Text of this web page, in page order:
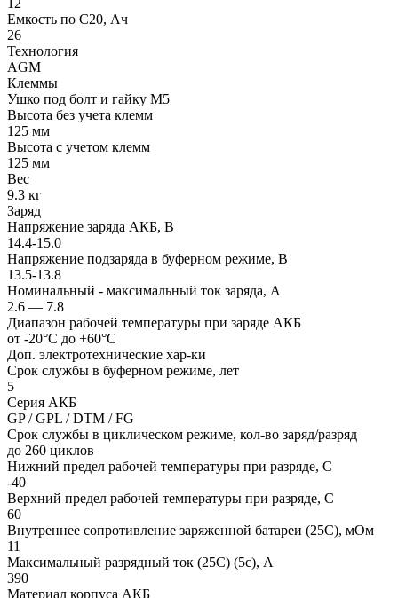
12
Емкость по С20, Ач
26
Технология
AGM
Клеммы
Ушко под болт и гайку М5
Высота без учета клемм
125 мм
Высота с учетом клемм
125 мм
Вес
9.3 кг
Заряд
Напряжение заряда АКБ, В
14.4-15.0
Напряжение подзаряда в буферном режиме, В
13.5-13.8
Номинальный - максимальный ток заряда, А
2.6 — 7.8
Диапазон рабочей температуры при заряде АКБ
от -20°С до +60°С
Доп. электротехнические хар-ки
Срок службы в буферном режиме, лет
5
Серия АКБ
GP / GPL / DTM / FG
Срок службы в циклическом режиме, кол-во заряд/разряд
до 260 циклов
Нижний предел рабочей температуры при разряде, С
-40
Верхний предел рабочей температуры при разряде, С
60
Внутреннее сопротивление заряженной батареи (25С), мОм
11
Максимальный разрядный ток (25С) (5с), А
390
Материал корпуса АКБ